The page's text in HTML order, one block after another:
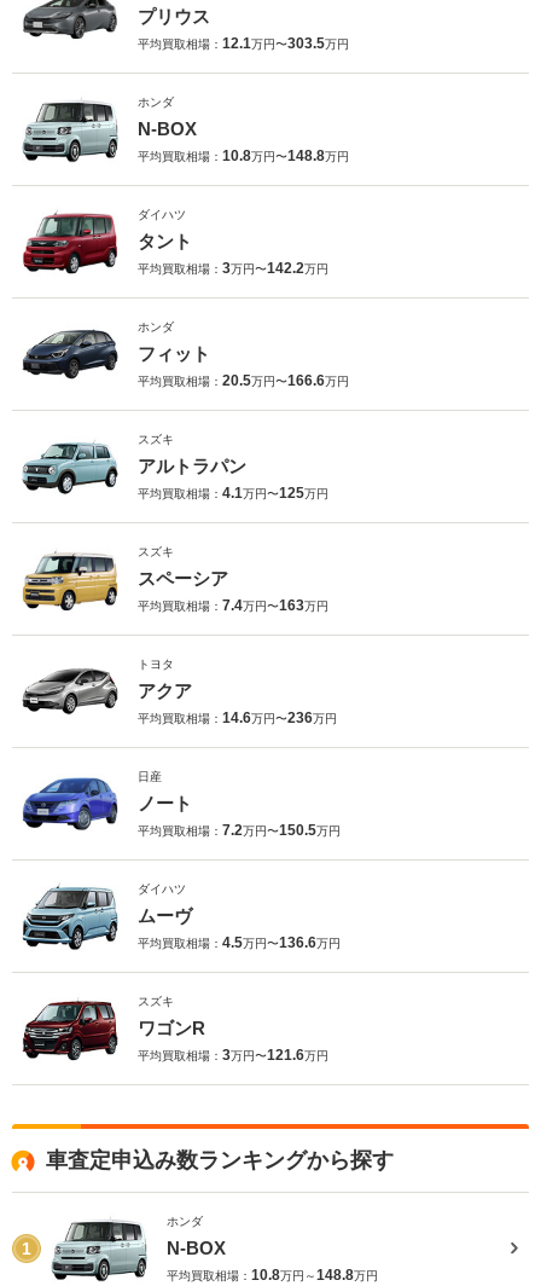
プリウス
平均買取相場： 12.1万円〜303.5万円
ホンダ
N-BOX
平均買取相場： 10.8万円〜148.8万円
ダイハツ
タント
平均買取相場： 3万円〜142.2万円
ホンダ
フィット
平均買取相場： 20.5万円〜166.6万円
スズキ
アルトラパン
平均買取相場： 4.1万円〜125万円
スズキ
スペーシア
平均買取相場： 7.4万円〜163万円
トヨタ
アクア
平均買取相場： 14.6万円〜236万円
日産
ノート
平均買取相場： 7.2万円〜150.5万円
ダイハツ
ムーヴ
平均買取相場： 4.5万円〜136.6万円
スズキ
ワゴンR
平均買取相場： 3万円〜121.6万円
車査定申込み数ランキングから探す
1
ホンダ
N-BOX
平均買取相場： 10.8万円～148.8万円